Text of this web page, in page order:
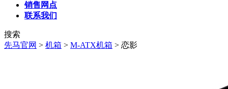
销售网点
联系我们
搜索
先马官网 > 机箱 > M-ATX机箱 > 恋影